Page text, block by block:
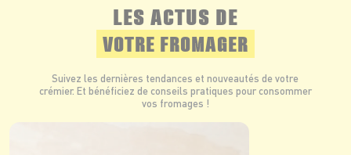
LES ACTUS DE
VOTRE FROMAGER
Suivez les dernières tendances et nouveautés de votre
crémier. Et bénéficiez de conseils pratiques pour consommer
vos fromages !